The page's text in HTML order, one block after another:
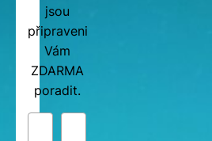
jsou
připraveni
Vám
ZDARMA
poradit.